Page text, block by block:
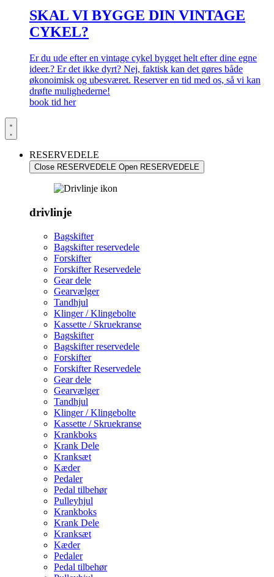
SKAL VI BYGGE DIN VINTAGE
CYKEL?
Er du ude efter en vintage cykel bygget helt efter dine egne
ideer.? Er det ikke dyrt? Nej, faktisk kan det gøres både
økonoimisk og ubesværet. Reserver en tid med os, så vi kan
drøfte mulighederne!
book tid her
RESERVEDELE
Close RESERVEDELE Open RESERVEDELE
drivlinje
Bagskifter
Bagskifter reservedele
Forskifter
Forskifter Reservedele
Gear dele
Gearvælger
Tandhjul
Klinger / Klingebolte
Kassette / Skruekranse
Bagskifter
Bagskifter reservedele
Forskifter
Forskifter Reservedele
Gear dele
Gearvælger
Tandhjul
Klinger / Klingebolte
Kassette / Skruekranse
Krankboks
Krank Dele
Kranksæt
Kæder
Pedaler
Pedal tilbehør
Pulleyhjul
Krankboks
Krank Dele
Kranksæt
Kæder
Pedaler
Pedal tilbehør